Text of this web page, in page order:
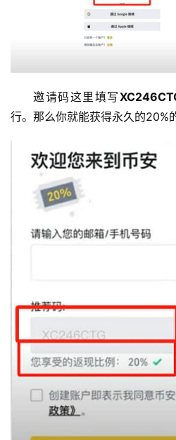
邀请码这里填写
行。那么你就能获得永久的20%